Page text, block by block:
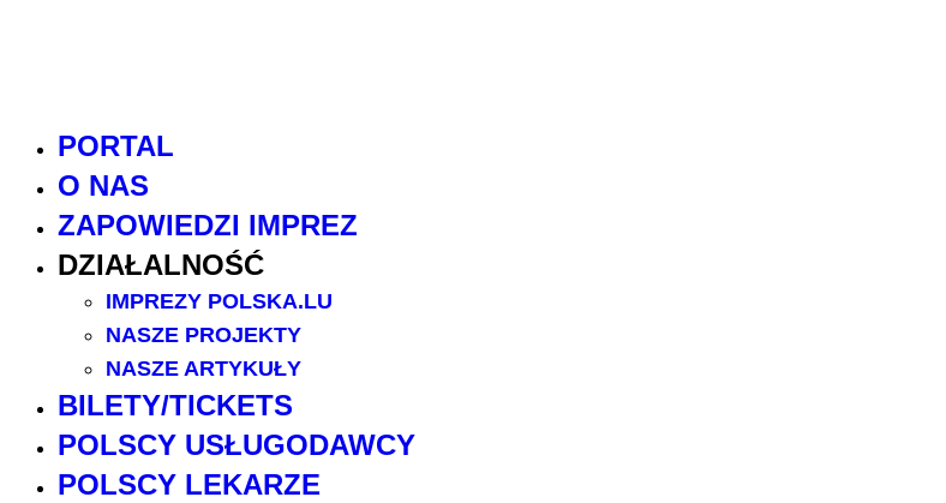
PORTAL
O NAS
ZAPOWIEDZI IMPREZ
DZIAŁALNOŚĆ
IMPREZY POLSKA.LU
NASZE PROJEKTY
NASZE ARTYKUŁY
BILETY/TICKETS
POLSCY USŁUGODAWCY
POLSCY LEKARZE